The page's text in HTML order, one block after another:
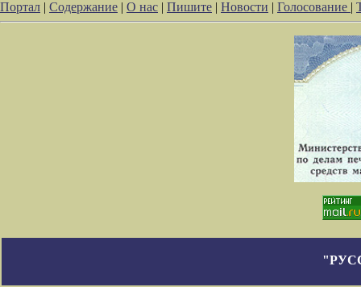
Портал | Содержание | О нас | Пишите | Новости | Голосование |